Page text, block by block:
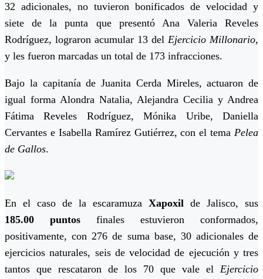
32 adicionales, no tuvieron bonificados de velocidad y
siete de la punta que presentó Ana Valeria Reveles
Rodríguez, lograron acumular 13 del Ejercicio Millonario,
y les fueron marcadas un total de 173 infracciones.
Bajo la capitanía de Juanita Cerda Mireles, actuaron de
igual forma Alondra Natalia, Alejandra Cecilia y Andrea
Fátima Reveles Rodríguez, Mónika Uribe, Daniella
Cervantes e Isabella Ramírez Gutiérrez, con el tema Pelea
de Gallos.
En el caso de la escaramuza Xapoxil de Jalisco, sus
185.00 puntos finales estuvieron conformados,
positivamente, con 276 de suma base, 30 adicionales de
ejercicios naturales, seis de velocidad de ejecución y tres
tantos que rescataron de los 70 que vale el Ejercicio